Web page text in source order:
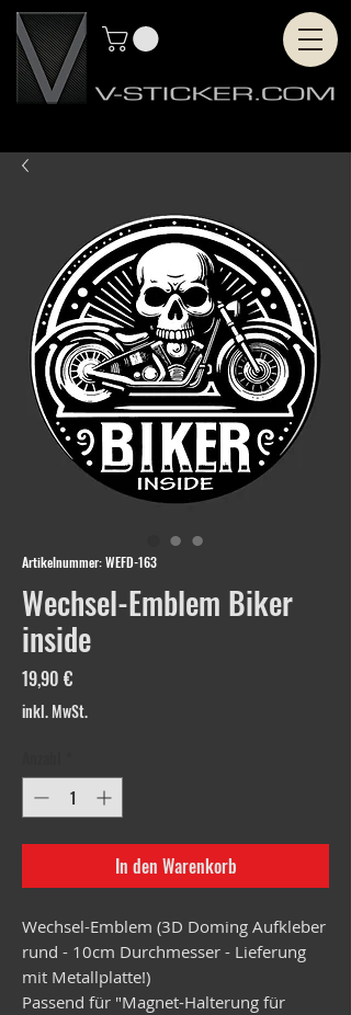
Artikelnummer: WEFD-163
Wechsel-Emblem Biker
inside
19,90 €Preis
inkl. MwSt.
In den Warenkorb
Wechsel-Emblem (3D Doming Aufkleber
rund - 10cm Durchmesser - Lieferung
mit Metallplatte!)
Passend für "Magnet-Halterung für